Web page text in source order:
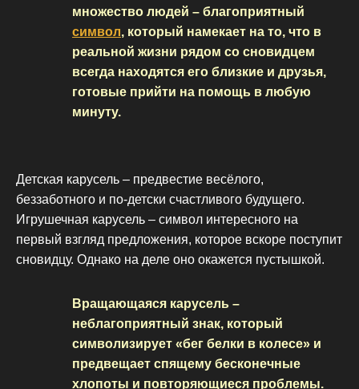
множество людей – благоприятный
символ, который намекает на то, что в
реальной жизни рядом со сновидцем
всегда находятся его близкие и друзья,
готовые прийти на помощь в любую
минуту.
Детская карусель – предвестие весёлого,
беззаботного и по-детски счастливого будущего.
Игрушечная карусель – символ интересного на
первый взгляд предложения, которое вскоре поступит
сновидцу. Однако на деле оно окажется пустышкой.
Вращающаяся карусель –
неблагоприятный знак, который
символизирует «бег белки в колесе» и
предвещает спящему бесконечные
хлопоты и повторяющиеся проблемы.